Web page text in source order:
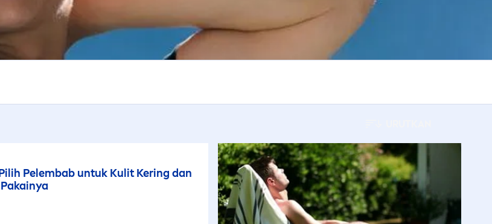
Pelembab untuk Kulit Kering dan